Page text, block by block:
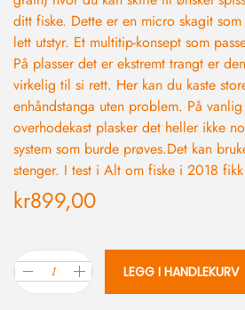
ditt fiske. Dette er en micro skagit
lett utstyr. Et multitip-konsept som
På plasser det er ekstremt trangt er
virkelig til si rett. Her kan du kaste
enhåndstanga uten problem. På
overhodekast plasker det heller ikke
system som burde prøves.Det kan
stenger. I test i Alt om fiske i 2018
kr899,00
LEGG I HANDLEKURV